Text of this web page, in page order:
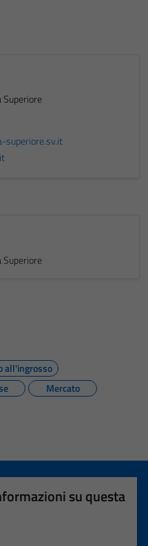
superiore.sv.it
all'ingrosso
Mercato
su questa